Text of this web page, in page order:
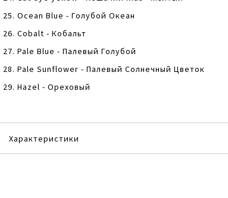
25. Ocean Blue - Голубой Океан
26. Cobalt - Кобальт
27. Pale Blue - Палевый Голубой
28. Pale Sunflower - Палевый Солнечный Цветок
29. Hazel - Ореховый
Характеристики